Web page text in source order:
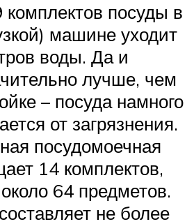
посуды в
машине уходит
воды. Да и
лучше, чем
– посуда намного
от загрязнения.
посудомоечная
14 комплектов,
64 предметов.
не более